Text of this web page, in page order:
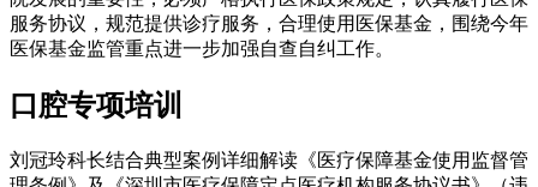
服务协议，规范提供诊疗服务，合理使用医保基金，围绕今年
医保基金监管重点进一步加强自查自纠工作。
口腔专项培训
刘冠玲科长结合典型案例详细解读《医疗保障基金使用监督管